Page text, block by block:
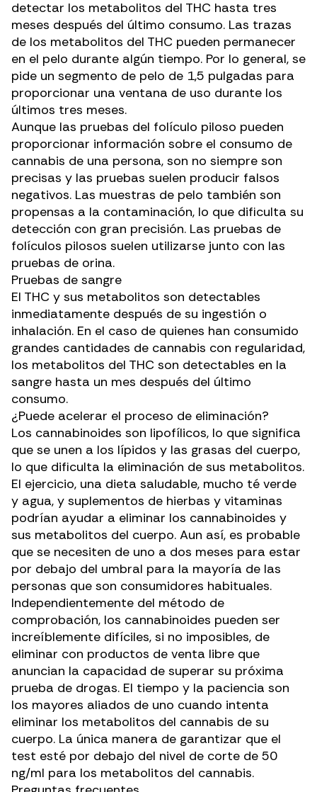
detectar los metabolitos del THC hasta tres
meses después del último consumo. Las trazas
de los metabolitos del THC pueden permanecer
en el pelo durante algún tiempo. Por lo general, se
pide un segmento de pelo de 1,5 pulgadas para
proporcionar una ventana de uso durante los
últimos tres meses.
Aunque las pruebas del folículo piloso pueden
proporcionar información sobre el consumo de
cannabis de una persona, son no siempre son
precisas y las pruebas suelen producir falsos
negativos. Las muestras de pelo también son
propensas a la contaminación, lo que dificulta su
detección con gran precisión. Las pruebas de
folículos pilosos suelen utilizarse junto con las
pruebas de orina.
Pruebas de sangre
El THC y sus metabolitos son detectables
inmediatamente después de su ingestión o
inhalación. En el caso de quienes han consumido
grandes cantidades de cannabis con regularidad,
los metabolitos del THC son detectables en la
sangre hasta un mes después del último
consumo.
¿Puede acelerar el proceso de eliminación?
Los cannabinoides son lipofílicos, lo que significa
que se unen a los lípidos y las grasas del cuerpo,
lo que dificulta la eliminación de sus metabolitos.
El ejercicio, una dieta saludable, mucho té verde
y agua, y suplementos de hierbas y vitaminas
podrían ayudar a eliminar los cannabinoides y
sus metabolitos del cuerpo. Aun así, es probable
que se necesiten de uno a dos meses para estar
por debajo del umbral para la mayoría de las
personas que son consumidores habituales.
Independientemente del método de
comprobación, los cannabinoides pueden ser
increíblemente difíciles, si no imposibles, de
eliminar con productos de venta libre que
anuncian la capacidad de superar su próxima
prueba de drogas. El tiempo y la paciencia son
los mayores aliados de uno cuando intenta
eliminar los metabolitos del cannabis de su
cuerpo. La única manera de garantizar que el
test esté por debajo del nivel de corte de 50
ng/ml para los metabolitos del cannabis.